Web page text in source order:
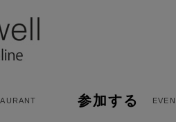
参加する